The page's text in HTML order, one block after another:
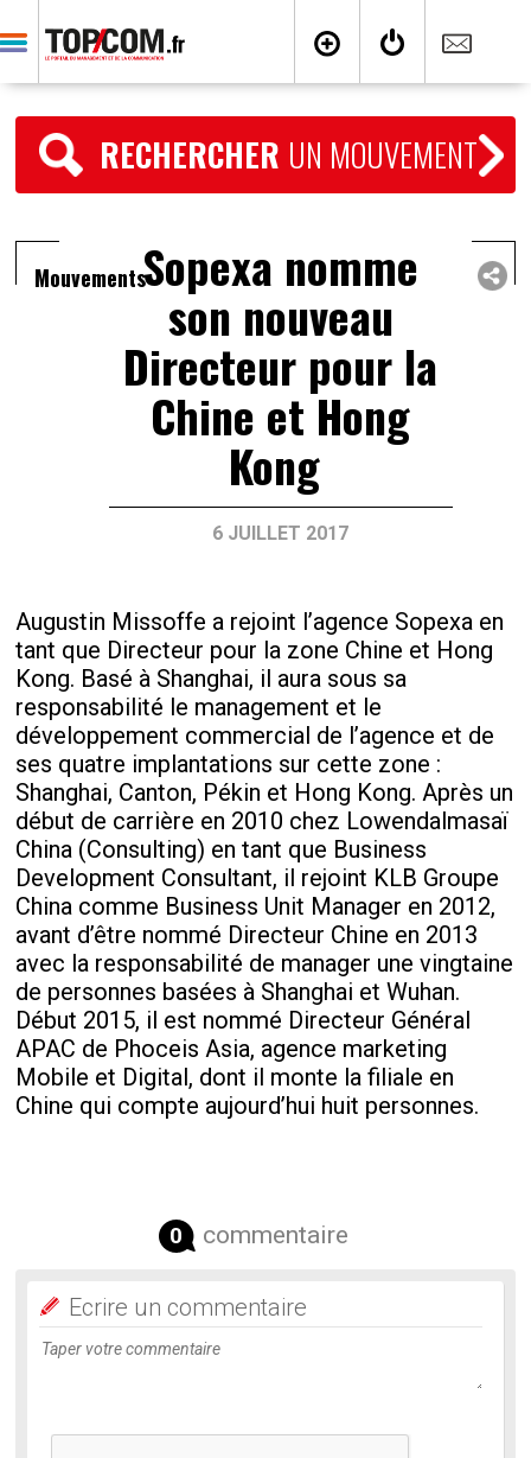
RECHERCHER UN MOUVEMENT
MouvementsSopexa nomme
son nouveau
Directeur pour la
Chine et Hong
Kong
6 JUILLET 2017
Augustin Missoffe a rejoint l’agence Sopexa en
tant que Directeur pour la zone Chine et Hong
Kong. Basé à Shanghai, il aura sous sa
responsabilité le management et le
développement commercial de l’agence et de
ses quatre implantations sur cette zone :
Shanghai, Canton, Pékin et Hong Kong. Après un
début de carrière en 2010 chez Lowendalmasaï
China (Consulting) en tant que Business
Development Consultant, il rejoint KLB Groupe
China comme Business Unit Manager en 2012,
avant d’être nommé Directeur Chine en 2013
avec la responsabilité de manager une vingtaine
de personnes basées à Shanghai et Wuhan.
Début 2015, il est nommé Directeur Général
APAC de Phoceis Asia, agence marketing
Mobile et Digital, dont il monte la filiale en
Chine qui compte aujourd’hui huit personnes.
0 commentaire
Ecrire un commentaire